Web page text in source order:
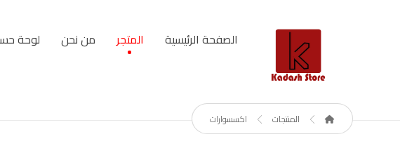
الصفحة الرئيسية المتجر من نحن لوحة
المنتجات اكسسوارات